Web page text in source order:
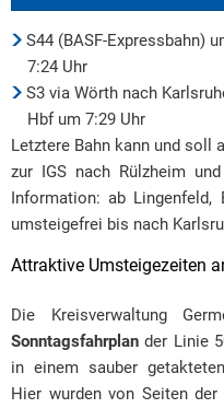
S44 (BASF-Expressbahn)
7:24 Uhr
S3 via Wörth nach
Hbf um 7:29 Uhr
Letztere Bahn kann und soll
zur IGS nach Rülzheim
Information: ab
umsteigefrei bis nach
Attraktive Umsteigezeiten
Die Kreisverwaltung
Sonntagsfahrplan der Linie
in einem sauber
Hier wurden von Seiten